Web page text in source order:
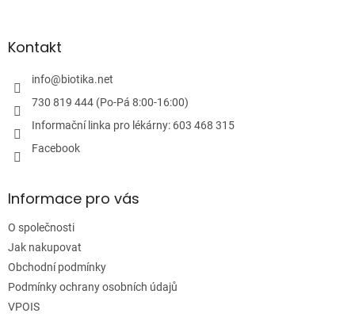
u
aKontakt
info@biotika.net
730 819 444 (Po-Pá 8:00-16:00)
Informační linka pro lékárny: 603 468 315
Facebook
Informace pro vás
O společnosti
Jak nakupovat
Obchodní podmínky
Podmínky ochrany osobních údajů
VPOIS